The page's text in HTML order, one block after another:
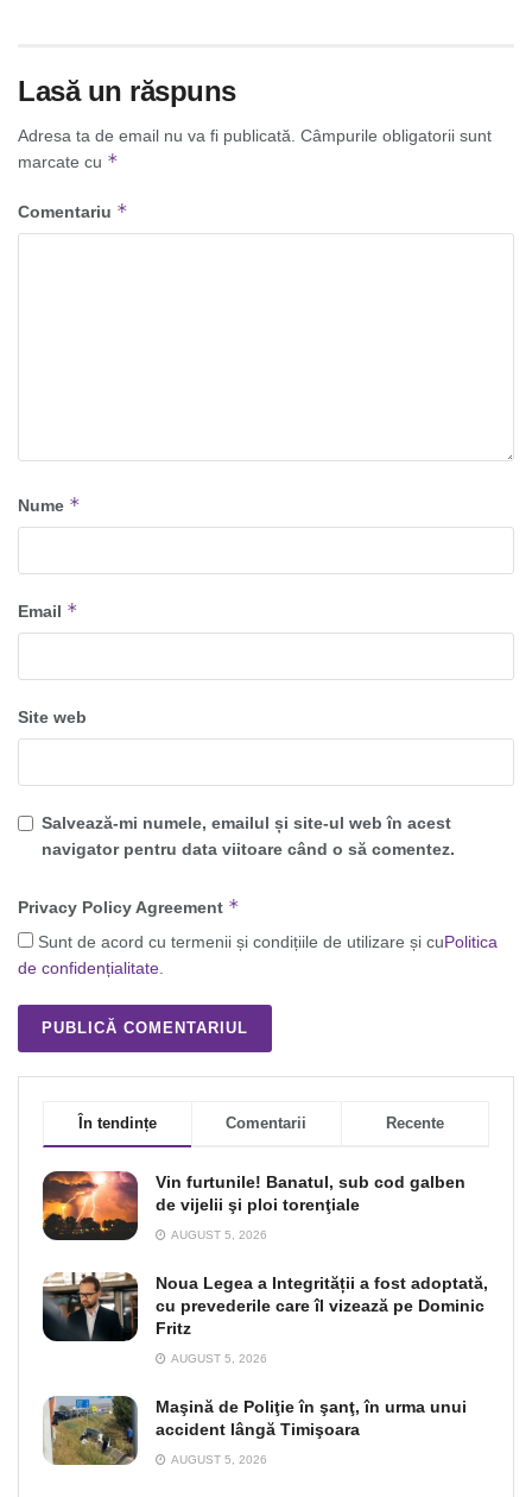
Lasă un răspuns
Adresa ta de email nu va fi publicată. Câmpurile obligatorii sunt
marcate cu *
Comentariu *
Nume *
Email *
Site web
Salvează-mi numele, emailul și site-ul web în acest
navigator pentru data viitoare când o să comentez.
Privacy Policy Agreement *
Sunt de acord cu termenii și condițiile de utilizare și cuPolitica
de confidențialitate.
În tendințe Comentarii Recente
Vin furtunile! Banatul, sub cod galben
de vijelii şi ploi torenţiale
AUGUST 5, 2026
Noua Legea a Integrității a fost adoptată,
cu prevederile care îl vizează pe Dominic
Fritz
AUGUST 5, 2026
Maşină de Poliţie în şanţ, în urma unui
accident lângă Timişoara
AUGUST 5, 2026